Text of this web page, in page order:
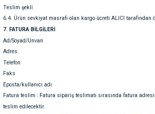
Teslim şekli
6.4. Ürün sevkiyat masrafı olan kargo ücreti ALICI tarafından
7. FATURA BİLGİLERİ
Ad/Soyad/Unvan
Adres
Telefon
Faks
Eposta/kullanıcı adı
Fatura teslim : Fatura sipariş teslimatı sırasında fatura
teslim edilecektir.